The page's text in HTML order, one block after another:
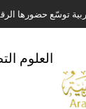
توسّع حضورها
سلمان العالمي للغة
الطباع مدير عام
العلوم